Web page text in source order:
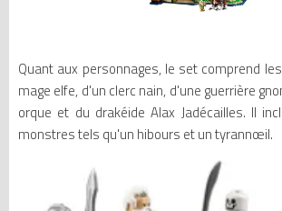
Quant aux personnages, le set comprend
mage elfe, d'un clerc nain, d'une guerrière
orque et du drakéide Alax Jadécailles. Il
monstres tels qu'un hibours et un tyrannœil.